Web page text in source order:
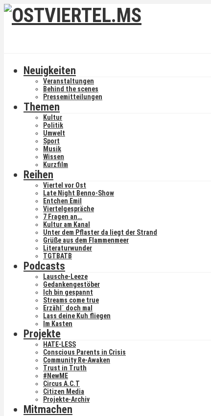
Neuigkeiten
Veranstaltungen
Behind the scenes
Pressemitteilungen
Themen
Kultur
Politik
Umwelt
Sport
Musik
Wissen
Kurzfilm
Reihen
Viertel vor Ost
Late Night Benno-Show
Entchen Emil
Viertelgespräche
7 Fragen an…
Kultur am Kanal
Unter dem Pflaster da liegt der Strand
Grüße aus dem Flammenmeer
Literaturwunder
TGTBATB
Podcasts
Lausche-Leeze
Gedankengestöber
Ich bin gespannt
Streams come true
Erzähl´ doch mal
Lass deine Kuh fliegen
Im Kasten
Projekte
HATE-LESS
Conscious Parents in Crisis
Community Re-Awaken
Trust in Truth
#NewME
Circus A.C.T
Citizen Media
Projekte-Archiv
Mitmachen